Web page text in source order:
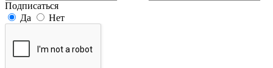
Подписаться
Да
Нет